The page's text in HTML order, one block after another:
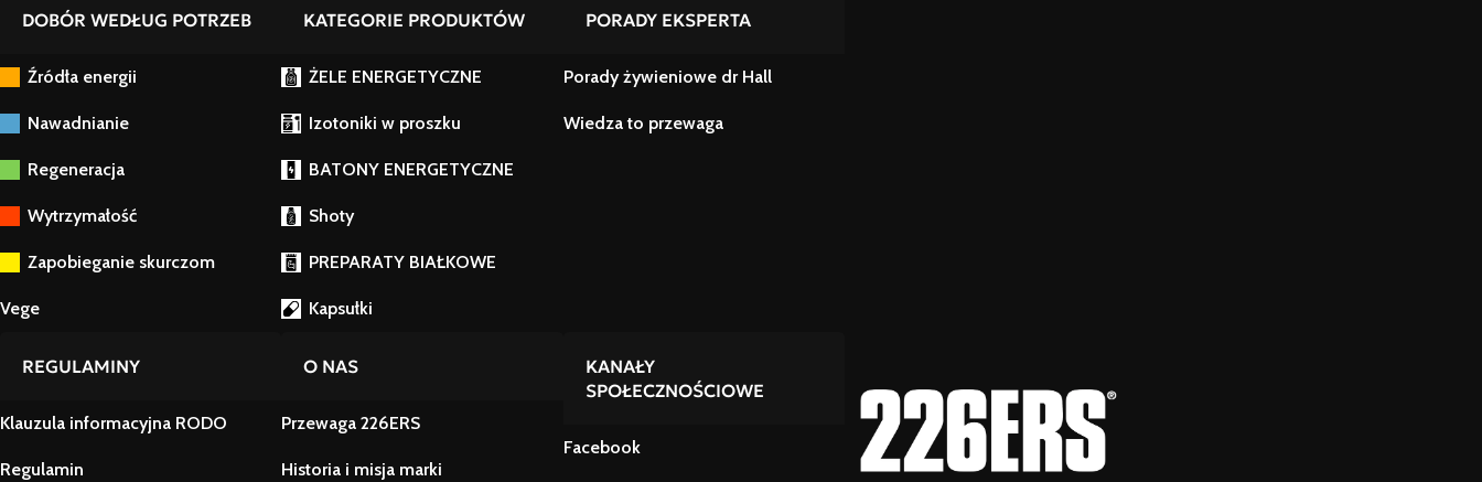
DOBÓR WEDŁUG POTRZEB
Źródła energii
Nawadnianie
Regeneracja
Wytrzymałość
Zapobieganie skurczom
Vege
KATEGORIE PRODUKTÓW
ŻELE ENERGETYCZNE
Izotoniki w proszku
BATONY ENERGETYCZNE
Shoty
PREPARATY BIAŁKOWE
Kapsułki
PORADY EKSPERTA
Porady żywieniowe dr Hall
Wiedza to przewaga
REGULAMINY
Klauzula informacyjna RODO
Regulamin
O NAS
Przewaga 226ERS
Historia i misja marki
KANAŁY
SPOŁECZNOŚCIOWE
Facebook